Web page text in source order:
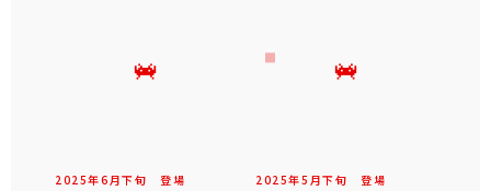
2025年6 月下旬 登場 2025年5 月下旬 登場